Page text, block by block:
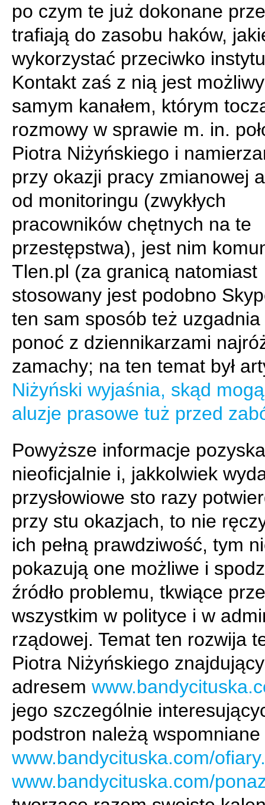
po czym te już dokonane
trafiają do zasobu haków,
wykorzystać przeciwko
Kontakt zaś z nią jest
samym kanałem, którym
rozmowy w sprawie m. in.
Piotra Niżyńskiego i
przy okazji pracy zmianowej
od monitoringu (zwykłych
pracowników chętnych na te
przestępstwa), jest nim
Tlen.pl (za granicą natomiast
stosowany jest podobno
ten sam sposób też uzgadnia
ponoć z dziennikarzami
zamachy; na ten temat był
Niżyński wyjaśnia, skąd
aluzje prasowe tuż przed
Powyższe informacje
nieoficjalnie i, jakkolwiek
przysłowiowe sto razy
przy stu okazjach, to nie
ich pełną prawdziwość, tym
pokazują one możliwe i
źródło problemu, tkwiące
wszystkim w polityce i w
rządowej. Temat ten rozwija
Piotra Niżyńskiego
adresem
jego szczególnie
podstron należą
www.bandycituska.com/
www.bandycituska.com/